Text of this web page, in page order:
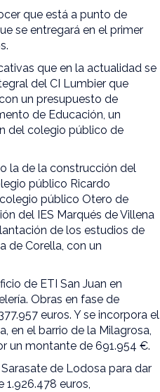
que está a punto de
se entregará en el primer
que en la actualidad se
del CI Lumbier que
un presupuesto de
de Educación, un
del colegio público de
la de la construcción del
público Ricardo
público Otero de
del IES Marqués de Villena
de los estudios de
de Corella, con un
de ETI San Juan en
Obras en fase de
euros. Y se incorpora el
en el barrio de la Milagrosa,
un montante de 691.954 €.
de Lodosa para dar
euros,